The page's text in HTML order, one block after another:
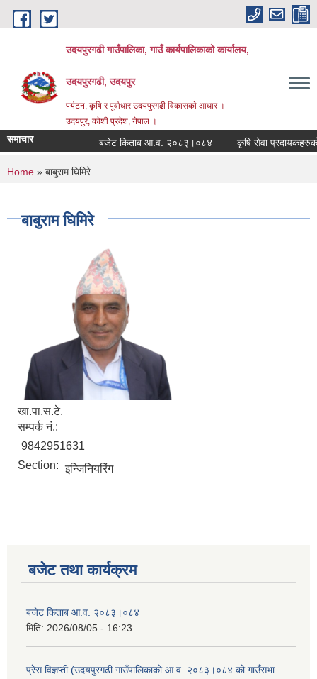
Skip to main content
उदयपुरगढी गाउँपालिका, गाउँ कार्यपालिकाको कार्यालय,
उदयपुरगढी, उदयपुर
पर्यटन, कृषि र पूर्वाधार उदयपुरगढी विकासकाे आधार ।
उदयपुर, काेशी प्रदेश, नेपाल ।
समाचार बजेट किताब आ.व. २०८३।०८४ कृषि सेवा प्रदायकहरुको
You are here
Home » बाबुराम घिमिरे
बाबुराम घिमिरे
खा.पा.स.टे.
सम्पर्क नं.:
9842951631
Section: इन्जिनियरिंग
बजेट तथा कार्यक्रम
बजेट किताब आ.व. २०८३।०८४
मिति: 2026/08/05 - 16:23
प्रेस विज्ञप्ती (उदयपुरगढी गाउँपालिकाको आ.व. २०८३।०८४ को गाउँसभा